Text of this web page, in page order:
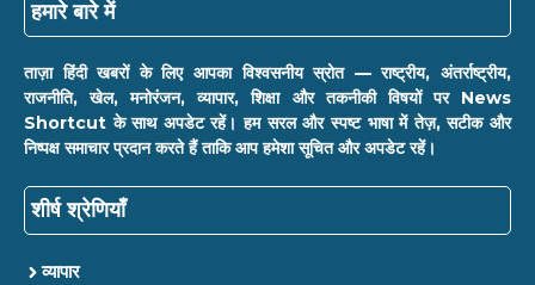
हमारे बारे में
ताज़ा हिंदी खबरों के लिए आपका विश्वसनीय स्रोत — राष्ट्रीय, अंतर्राष्ट्रीय,
राजनीति, खेल, मनोरंजन, व्यापार, शिक्षा और तकनीकी विषयों पर News
Shortcut के साथ अपडेट रहें। हम सरल और स्पष्ट भाषा में तेज़, सटीक और
निष्पक्ष समाचार प्रदान करते हैं ताकि आप हमेशा सूचित और अपडेट रहें।
शीर्ष श्रेणियाँ
व्यापार